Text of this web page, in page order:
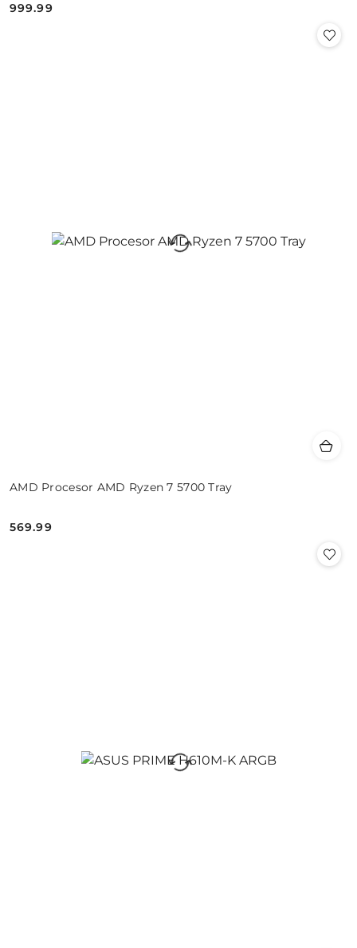
Cena:
999.99
AMD Procesor AMD Ryzen 7 5700 Tray
Cena:
569.99